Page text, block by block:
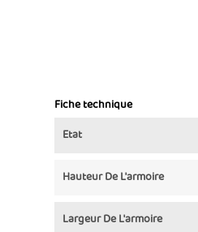
Fiche technique
Etat
Hauteur De L'armoire
Largeur De L'armoire